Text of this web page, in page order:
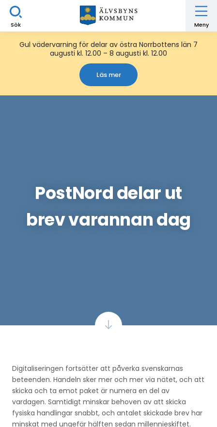
Sök Meny
Gul vädervarning för delar av östra Norrbottens län 7
augusti kl. 12.00 – 8 augusti kl. 12.00
Läs mer
PostNord delar ut
brev varannan dag
Digitaliseringen fortsätter att påverka svenskarnas
beteenden. Handeln sker mer och mer via nätet, och att
skicka och ta emot paket är numera en del av
vardagen. Samtidigt minskar behoven av att skicka
fysiska handlingar snabbt, och antalet skickade brev har
minskat med ungefär hälften sedan millennieskiftet.